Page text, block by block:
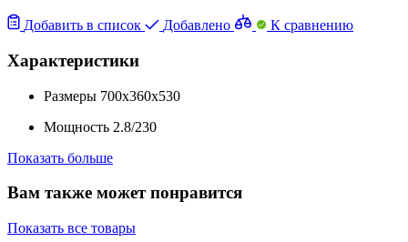
Добавить в список Добавлено К сравнению
Характеристики
Размеры 700x360x530
Мощность 2.8/230
Показать больше
Вам также может понравится
Показать все товары